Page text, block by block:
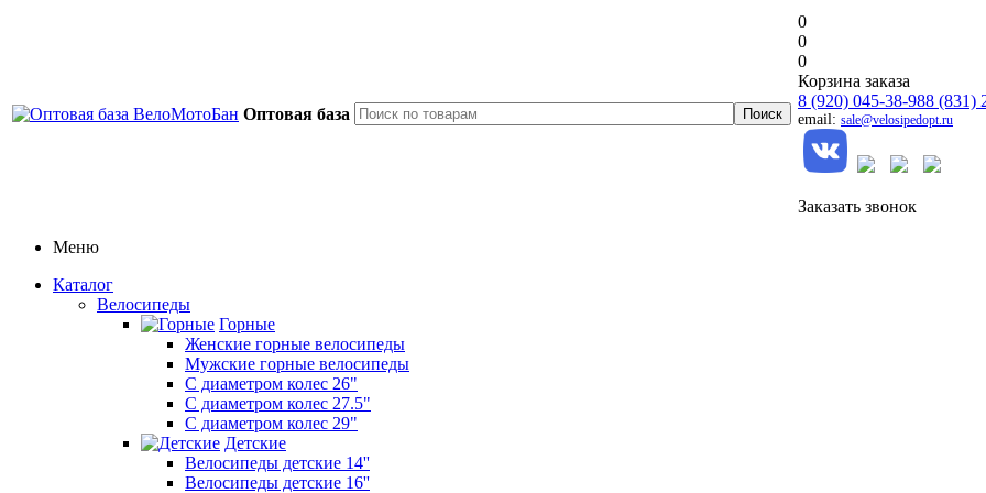
Оптовая база
0
0
0
Корзина заказа
8 (920) 045-38-988 (831)
email: sale@velosipedopt.ru
Заказать звонок
Меню
Каталог
Велосипеды
Горные
Женские горные велосипеды
Мужские горные велосипеды
С диаметром колес 26"
С диаметром колес 27.5"
С диаметром колес 29"
Детские
Велосипеды детские 14''
Велосипеды детские 16''